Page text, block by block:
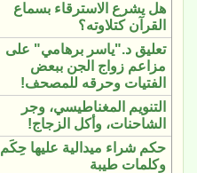
هل يشرع الاسترقاء بسماع
القرآن كتلاوته؟
تعليق د."ياسر برهامي" على
مزاعم زواج الجن ببعض
الفتيات وحرقه للمصحف!
التنويم المغناطيسي، وجر
الشاحنات، وأكل الزجاج!
حكم شراء ميدالية عليها حِكَم
وكلمات طيبة